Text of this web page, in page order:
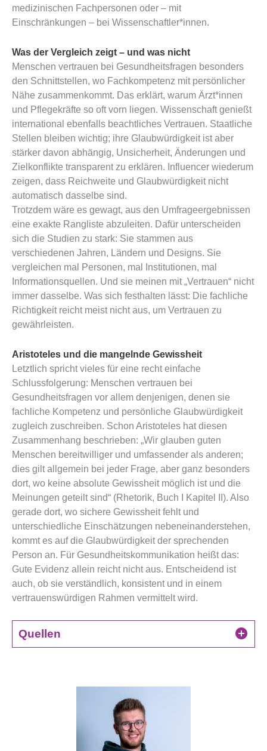
medizinischen Fachpersonen oder – mit
Einschränkungen – bei Wissenschaftler*innen.
Was der Vergleich zeigt – und was nicht
Menschen vertrauen bei Gesundheitsfragen besonders
den Schnittstellen, wo Fachkompetenz mit persönlicher
Nähe zusammenkommt. Das erklärt, warum Ärzt*innen
und Pflegekräfte so oft vorn liegen. Wissenschaft genießt
international ebenfalls beachtliches Vertrauen. Staatliche
Stellen bleiben wichtig; ihre Glaubwürdigkeit ist aber
stärker davon abhängig, Unsicherheit, Änderungen und
Zielkonflikte transparent zu erklären. Influencer wiederum
zeigen, dass Reichweite und Glaubwürdigkeit nicht
automatisch dasselbe sind.
Trotzdem wäre es gewagt, aus den Umfrageergebnissen
eine exakte Rangliste abzuleiten. Dafür unterscheiden
sich die Studien zu stark: Sie stammen aus
verschiedenen Jahren, Ländern und Designs. Sie
vergleichen mal Personen, mal Institutionen, mal
Informationsquellen. Und sie meinen mit „Vertrauen“ nicht
immer dasselbe. Was sich festhalten lässt: Die fachliche
Richtigkeit reicht meist nicht aus, um Vertrauen zu
gewährleisten.
Aristoteles und die mangelnde Gewissheit
Letztlich spricht vieles für eine recht einfache
Schlussfolgerung: Menschen vertrauen bei
Gesundheitsfragen vor allem denjenigen, denen sie
fachliche Kompetenz und persönliche Glaubwürdigkeit
zugleich zuschreiben. Schon Aristoteles hat diesen
Zusammenhang beschrieben: „Wir glauben guten
Menschen bereitwilliger und umfassender als anderen;
dies gilt allgemein bei jeder Frage, aber ganz besonders
dort, wo keine absolute Gewissheit möglich ist und die
Meinungen geteilt sind“ (Rhetorik, Buch I Kapitel II). Also
gerade dort, wo sichere Gewissheit fehlt und
unterschiedliche Einschätzungen nebeneinanderstehen,
kommt es auf die Glaubwürdigkeit der sprechenden
Person an. Für Gesundheitskommunikation heißt das:
Gute Evidenz allein reicht nicht aus. Entscheidend ist
auch, ob sie verständlich, konsistent und in einem
vertrauenswürdigen Rahmen vermittelt wird.
Quellen